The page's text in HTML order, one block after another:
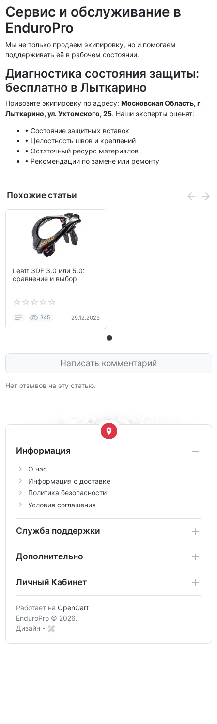
Сервис и обслуживание в
EnduroPro
Мы не только продаем экипировку, но и помогаем
поддерживать её в рабочем состоянии.
Диагностика состояния защиты:
бесплатно в Лыткарино
Привозите экипировку по адресу: Московская Область, г.
Лыткарино, ул. Ухтомского, 25. Наши эксперты оценят:
• Состояние защитных вставок
• Целостность швов и креплений
• Остаточный ресурс материалов
• Рекомендации по замене или ремонту
Похожие статьи
Leatt 3DF 3.0 или 5.0:
сравнение и выбор
345 29.12.2023
Написать комментарий
Нет отзывов на эту статью.
Информация
О нас
Информация о доставке
Политика безопасности
Условия соглашения
Служба поддержки
Дополнительно
Личный Кабинет
Работает на OpenCart
EnduroPro © 2026.
Дизайн -